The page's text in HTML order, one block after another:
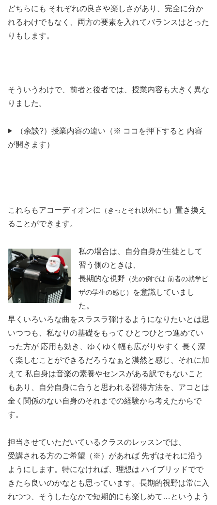
どちらにも それぞれの良さや楽しさがあり、完全に分か
れるわけでもなく、両方の要素を入れてバランスはとった
りもします。
そういうわけで、前者と後者では、授業内容も大きく異な
りました。
（余談?）授業内容の違い（※ ココを押下すると 内容
が開きます）
これらもアコーディオンに （きっとそれ以外にも） 置き換え
ることができます。
私の場合は、自分自身が生徒として
習う側のときは、
長期的な視野 （先の例では 前者の就学ビ
ザの学生の感じ）
を意識していまし
た。
早くいろいろな曲をスラスラ弾けるようになりたいとは思
いつつも、私なりの基礎をもって ひとつひとつ進めてい
った方が 応用も効き、ゆくゆく幅も広がりやすく 長く深
く楽しむことができるだろうなぁと漠然と感じ、それに加
えて 私自身は音楽の素養やセンスがある訳でもないこと
もあり、自分自身に合うと思われる習得方法を、アコとは
全く関係のない自身のそれまでの経験から考えたからで
す。
担当させていただいているクラスのレッスンでは、
受講される方のご希望（※）があれば 先ずはそれに沿う
ようにします。特になければ、理想は ハイブリッドでで
きたら良いのかなとも思っています。長期的視野は常に入
れつつ、そうしたなかで短期的にも楽しめて…というよう